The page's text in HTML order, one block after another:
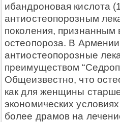
ибандроновая кислота
антиостеопорозным
поколения,
остеопороза. В
антиостеопорозные
преимуществом
Общеизвестно, что
как для женщины
экономических
более драмов на